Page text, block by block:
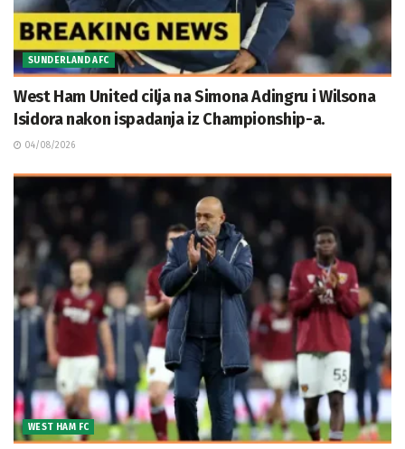
SUNDERLAND AFC
West Ham United cilja na Simona Adingru i Wilsona
Isidora nakon ispadanja iz Championship-a.
04/08/2026
WEST HAM FC